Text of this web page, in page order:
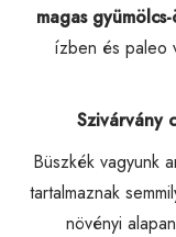
magas
ízben és paleo
Szivárvány
Büszkék vagyunk
tartalmaznak
növényi